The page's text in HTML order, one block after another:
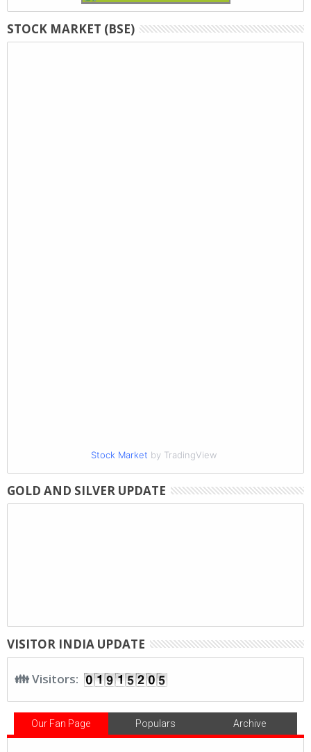
STOCK MARKET (BSE)
Stock Market by TradingView
GOLD AND SILVER UPDATE
VISITOR INDIA UPDATE
👪 Visitors:
Our Fan Page Populars Archive